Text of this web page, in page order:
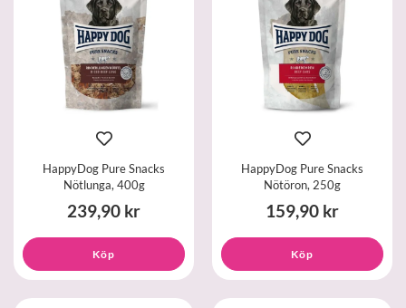
HappyDog Pure Snacks
Nötlunga, 400g
239,90 kr
Köp
HappyDog Pure Snacks
Nötöron, 250g
159,90 kr
Köp